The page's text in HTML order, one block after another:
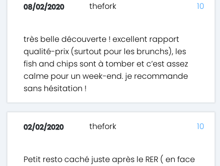
08/02/2020 thefork
très belle découverte ! excellent rapport
qualité-prix (surtout pour les brunchs), les
fish and chips sont à tomber et c’est assez
calme pour un week-end. je recommande
sans hésitation !
10
02/02/2020 thefork
Petit resto caché juste après le RER ( en face
10